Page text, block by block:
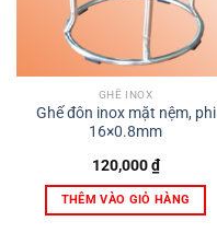
GHẾ INOX
Ghế đôn inox mặt nệm, phi
16×0.8mm
120,000₫
THÊM VÀO GIỎ HÀNG